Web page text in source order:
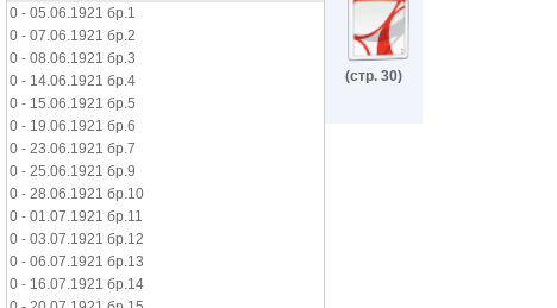
0 - 05.06.1921 бр.1
0 - 07.06.1921 бр.2
0 - 08.06.1921 бр.3
0 - 14.06.1921 бр.4
0 - 15.06.1921 бр.5
0 - 19.06.1921 бр.6
0 - 23.06.1921 бр.7
0 - 25.06.1921 бр.9
0 - 28.06.1921 бр.10
0 - 01.07.1921 бр.11
0 - 03.07.1921 бр.12
0 - 06.07.1921 бр.13
0 - 16.07.1921 бр.14
(стр. 30)